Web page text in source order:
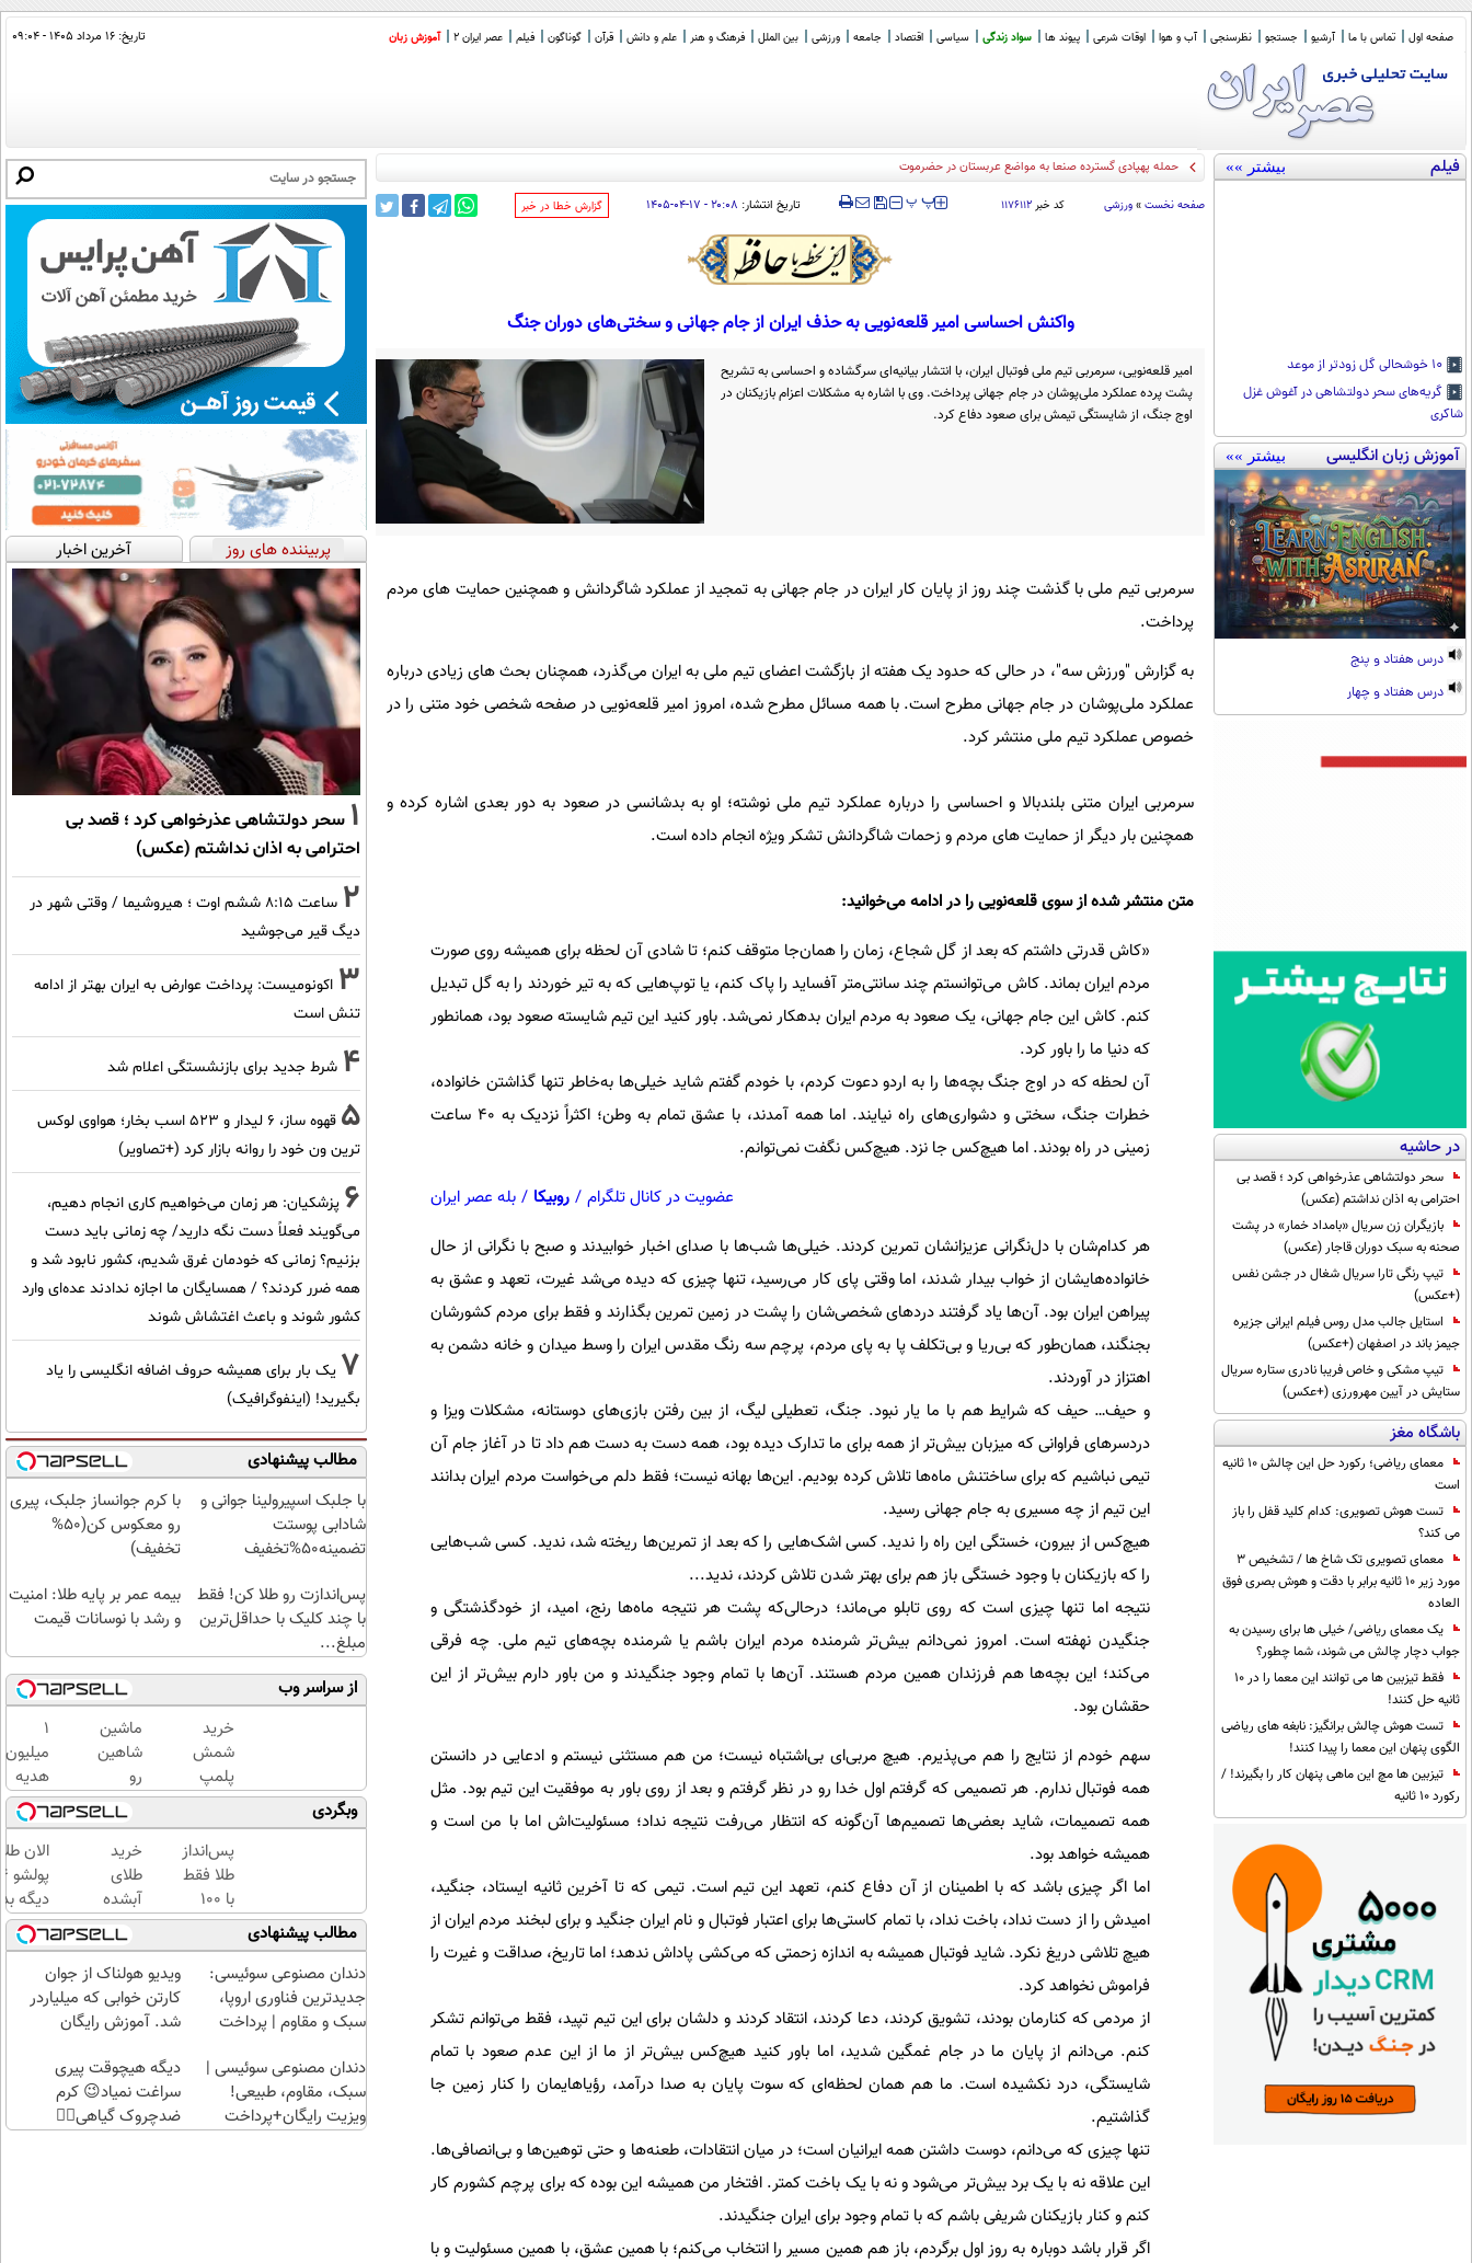
صفحه اول تماس با ما آرشیو جستجو نظرسنجی آب و هوا اوقات شرعی پیوند ها سواد زندگی سیاسی اقتصاد جامعه ورزشی بین الملل فرهنگ و هنر علم و دانش قرآن گوناگون فیلم عصر ایران 2 آموزش زبان تاریخ: ۱۶ مرداد ۱۴۰۵ - ۰۹:۰۴
فیلم بیشتر »»
گریه‌های سحر دولتشاهی در آغوش غزل
شاکری
آموزش زبان انگلیسی بیشتر »»
درس هفتاد و پنج
درس هفتاد و چهار
در حاشیه
سحر دولتشاهی عذرخواهی کرد ؛ قصد بی
احترامی به اذان نداشتم (عکس)
بازیگران زن سریال «بامداد خمار» در پشت
صحنه به سبک دوران قاجار (عکس)
تیپ رنگی تارا سریال شغال در جشن نفس
(+عکس)
استایل جالب مدل روس فیلم ایرانی جزیره
جیمز باند در اصفهان (+عکس)
تیپ مشکی و خاص فریبا نادری ستاره سریال
ستایش در آیین مهرورزی (+عکس)
باشگاه مغز
معمای ریاضی؛ رکورد حل این چالش 10 ثانیه
است
تست هوش تصویری: کدام کلید قفل را باز
می کند؟
معمای تصویری تک شاخ ها / تشخیص 3
مورد زیر 10 ثانیه برابر با دقت و هوش بصری فوق
العاده
یک معمای ریاضی/ خیلی ها برای رسیدن به
جواب دچار چالش می شوند، شما چطور؟
فقط تیزبین ها می توانند این معما را در 10
ثانیه حل کنند!
تست هوش چالش برانگیز: نابغه های ریاضی
الگوی پنهان این معما را پیدا کنند!
تیزبین ها مچ این ماهی پنهان کار را بگیرند! /
رکورد 10 ثانیه
تله_
صفحه نخست » ورزشی کد خبر ۱۱۷۶۱۱۲ ‍‍‍ پپ تاریخ انتشار: ۲۰:۰۸ - ۱۷-۰۴-۱۴۰۵ ‌گزارش خطا در خبر
واکنش احساسی امیر قلعه‌نویی به حذف ایران از جام جهانی و سختی‌های دوران جنگ
امیر قلعه‌نویی، سرمربی تیم ملی فوتبال ایران، با انتشار بیانیه‌ای سرگشاده و احساسی به تشریح
پشت پرده عملکرد ملی‌پوشان در جام جهانی پرداخت. وی با اشاره به مشکلات اعزام بازیکنان در
اوج جنگ، از شایستگی تیمش برای صعود دفاع کرد.
سرمربی تیم ملی با گذشت چند روز از پایان کار ایران در جام جهانی به تمجید از عملکرد شاگردانش و همچنین حمایت های مردم
پرداخت.
به گزارش "ورزش سه"، در حالی که حدود یک هفته از بازگشت اعضای تیم ملی به ایران می‌گذرد، همچنان بحث های زیادی درباره
عملکرد ملی‌پوشان در جام جهانی مطرح است. با همه مسائل مطرح شده، امروز امیر قلعه‌نویی در صفحه شخصی خود متنی را در
خصوص عملکرد تیم ملی منتشر کرد.
سرمربی ایران متنی بلندبالا و احساسی را درباره عملکرد تیم ملی نوشته؛ او به بدشانسی در صعود به دور بعدی اشاره کرده و
همچنین بار دیگر از حمایت های مردم و زحمات شاگردانش تشکر ویژه انجام داده است.
متن منتشر شده از سوی قلعه‌نویی را در ادامه می‌خوانید:
«کاش قدرتی داشتم که بعد از گل شجاع، زمان را همان‌جا متوقف کنم؛ تا شادی آن لحظه برای همیشه روی صورت
مردم ایران بماند. کاش می‌توانستم چند سانتی‌متر آفساید را پاک کنم، یا توپ‌هایی که به تیر خوردند را به گل تبدیل
کنم. کاش این جام جهانی، یک صعود به مردم ایران بدهکار نمی‌شد. باور کنید این تیم شایسته صعود بود، همانطور
که دنیا ما را باور کرد.
آن لحظه که در اوج جنگ بچه‌ها را به اردو دعوت کردم، با خودم گفتم شاید خیلی‌ها به‌خاطر تنها گذاشتن خانواده،
خطرات جنگ، سختی و دشواری‌های راه نیایند. اما همه آمدند، با عشق تمام به وطن؛ اکثراً نزدیک به 40 ساعت
زمینی در راه بودند. اما هیچ‌کس جا نزد. هیچ‌کس نگفت نمی‌توانم.
عضویت در کانال تلگرام / روبیکا / بله عصر ایران
هر کدام‌شان با دل‌نگرانی عزیزانشان تمرین کردند. خیلی‌ها شب‌ها با صدای اخبار خوابیدند و صبح با نگرانی از حال
خانواده‌هایشان از خواب بیدار شدند، اما وقتی پای کار می‌رسید، تنها چیزی که دیده می‌شد غیرت، تعهد و عشق به
پیراهن ایران بود. آن‌ها یاد گرفتند دردهای شخصی‌شان را پشت در زمین تمرین بگذارند و فقط برای مردم کشورشان
بجنگند، همان‌طور که بی‌ریا و بی‌تکلف پا به پای مردم، پرچم سه رنگ مقدس ایران را وسط میدان و خانه دشمن به
اهتزاز در آوردند.
و حیف… حیف که شرایط هم با ما یار نبود. جنگ، تعطیلی لیگ، از بین رفتن بازی‌های دوستانه، مشکلات ویزا و
دردسرهای فراوانی که میزبان بیش‌تر از همه برای ما تدارک دیده بود، همه دست به دست هم داد تا در آغاز جام آن
تیمی نباشیم که برای ساختنش ماه‌ها تلاش کرده بودیم. این‌ها بهانه نیست؛ فقط دلم می‌خواست مردم ایران بدانند
این تیم از چه مسیری به جام جهانی رسید.
هیچ‌کس از بیرون، خستگی این راه را ندید. کسی اشک‌هایی را که بعد از تمرین‌ها ریخته شد، ندید. کسی شب‌هایی
را که بازیکنان با وجود خستگی باز هم برای بهتر شدن تلاش کردند، ندید...
نتیجه اما تنها چیزی است که روی تابلو می‌ماند؛ درحالی‌که پشت هر نتیجه ماه‌ها رنج، امید، از خودگذشتگی و
جنگیدن نهفته است. امروز نمی‌دانم بیش‌تر شرمنده مردم ایران باشم یا شرمنده بچه‌های تیم ملی. چه فرقی
می‌کند؛ این بچه‌ها هم فرزندان همین مردم هستند. آن‌ها با تمام وجود جنگیدند و من باور دارم بیش‌تر از این
حقشان بود.
سهم خودم از نتایج را هم می‌پذیرم. هیچ مربی‌ای بی‌اشتباه نیست؛ من هم مستثنی نیستم و ادعایی در دانستن
همه فوتبال ندارم. هر تصمیمی که گرفتم اول خدا رو در نظر گرفتم و بعد از روی باور به موفقیت این تیم بود. مثل
همه تصمیمات، شاید بعضی‌ها تصمیم‌ها آن‌گونه که انتظار می‌رفت نتیجه نداد؛ مسئولیت‌اش اما با من است و
همیشه خواهد بود.
اما اگر چیزی باشد که با اطمینان از آن دفاع کنم، تعهد این تیم است. تیمی که تا آخرین ثانیه ایستاد، جنگید،
امیدش را از دست نداد، باخت نداد، با تمام کاستی‌ها برای اعتبار فوتبال و نام ایران جنگید و برای لبخند مردم ایران از
هیچ تلاشی دریغ نکرد. شاید فوتبال همیشه به اندازه زحمتی که می‌کشی پاداش ندهد؛ اما تاریخ، صداقت و غیرت را
فراموش نخواهد کرد.
از مردمی که کنارمان بودند، تشویق کردند، دعا کردند، انتقاد کردند و دلشان برای این تیم تپید، فقط می‌توانم تشکر
کنم. می‌دانم از پایان ما در جام غمگین شدید، اما باور کنید هیچ‌کس بیش‌تر از ما از این عدم صعود با تمام
شایستگی، درد نکشیده است. ما هم همان لحظه‌ای که سوت پایان به صدا درآمد، رؤیاهایمان را کنار زمین جا
گذاشتیم.
تنها چیزی که می‌دانم، دوست داشتن همه ایرانیان است؛ در میان انتقادات، طعنه‌ها و حتی توهین‌ها و بی‌انصافی‌ها.
این علاقه نه با یک برد بیش‌تر می‌شود و نه با یک باخت کمتر. افتخار من همیشه این بوده که برای پرچم کشورم کار
کنم و کنار بازیکنان شریفی باشم که با تمام وجود برای ایران جنگیدند.
اگر قرار باشد دوباره به روز اول برگردم، باز هم همین مسیر را انتخاب می‌کنم؛ با همین عشق، با همین مسئولیت و با
پربیننده های روز آخرین اخبار
1 سحر دولتشاهی عذرخواهی کرد ؛ قصد بی
احترامی به اذان نداشتم (عکس)
2
ساعت ۸:۱۵ ششم اوت ؛ هیروشیما / وقتی شهر در
دیگ قیر می‌جوشید
3 اکونومیست: پرداخت عوارض به ایران بهتر از ادامه
تنش است
4 شرط جدید برای بازنشستگی اعلام شد
5
قهوه ساز، 6 لیدار و 523 اسب بخار؛ هواوی لوکس
ترین ون خود را روانه بازار کرد (+تصاویر)
6 پزشکیان: هر زمان می‌خواهیم کاری انجام دهیم،
می‌گویند فعلاً دست نگه دارید/ چه زمانی باید دست
بزنیم؟ زمانی که خودمان غرق شدیم، کشور نابود شد و
همه ضرر کردند؟ / همسایگان ما اجازه ندادند عده‌ای وارد
کشور شوند و باعث اغتشاش شوند
7 یک بار برای همیشه حروف اضافه انگلیسی را یاد
بگیرید! (اینفوگرافیک)
مطالب پیشنهادی
با جلبک اسپیرولینا جوانی و
شادابی پوستت
تضمینه50%تخفیف
با کرم جوانساز جلبک، پیری
رو معکوس کن(50%
تخفیف)
پس‌اندازت رو طلا کن! فقط
با چند کلیک با حداقل‌ترین
مبلغ...
بیمه عمر بر پایه طلا: امنیت
و رشد با نوسانات قیمت
از سراسر وب
خرید
شمش
پلمپ
طلاسی،
از ۰.۵
گرم تا
۱۰ گرم
ماشین
شاهین
رو
میخوای
بفروشی؟
اینجا
بدون
آگهی و
در چند
ساعت
بفروشش
1
میلیون
هدیه
طلا با
دریافت
اعتبار
از
تکنوپی
وبگردی
پس‌انداز
طلا فقط
با ۱۰۰
هزارتومان
(امن و
راحت)
خرید
طلای
آبشده
حتی با
۱۰۰هزارتومان
الان
دیگه
طلا با
بی‌بهره
مطالب پیشنهادی
دندان مصنوعی سوئیسی:
جدیدترین فناوری اروپا،
سبک و مقاوم | پرداخت
ویدیو هولناک از جوان
کارتن خوابی که میلیاردر
شد. آموزش رایگان
دندان مصنوعی سوئیسی |
سبک، مقاوم، طبیعی!
ویزیت رایگان+پرداخت
دیگه هیچوقت پیری
سراغت نمیاد😉 کرم
ضدچروک گیاهی👈🏻